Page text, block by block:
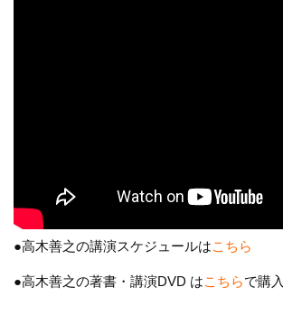
●高木善之の講演スケジュールはこちら
●高木善之の著書・講演DVD はこちらで購入